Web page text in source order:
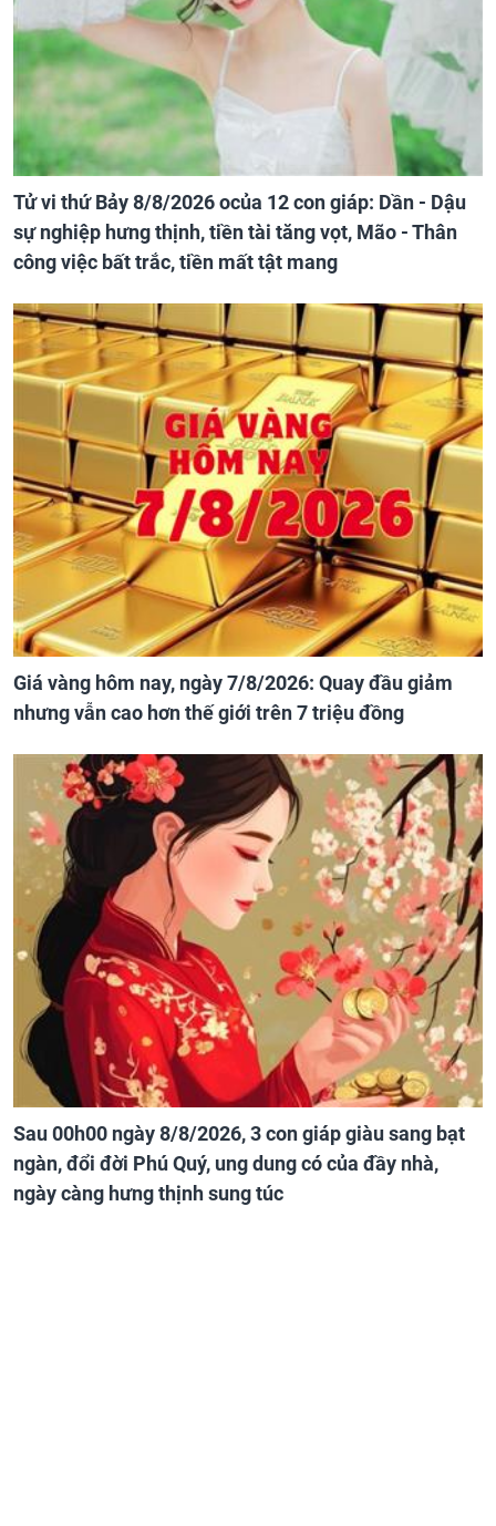
Tử vi thứ Bảy 8/8/2026 ocủa 12 con giáp: Dần - Dậu
sự nghiệp hưng thịnh, tiền tài tăng vọt, Mão - Thân
công việc bất trắc, tiền mất tật mang
Giá vàng hôm nay, ngày 7/8/2026: Quay đầu giảm
nhưng vẫn cao hơn thế giới trên 7 triệu đồng
Sau 00h00 ngày 8/8/2026, 3 con giáp giàu sang bạt
ngàn, đổi đời Phú Quý, ung dung có của đầy nhà,
ngày càng hưng thịnh sung túc